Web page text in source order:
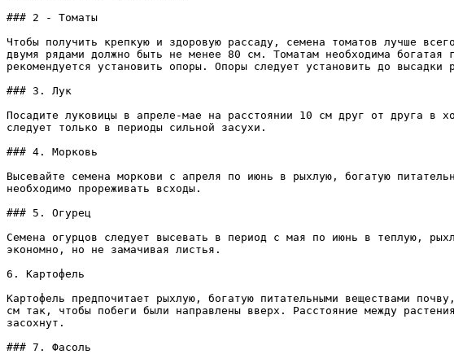
### 2 - Томаты
Чтобы получить крепкую и здоровую рассаду, семена томатов лучше
двумя рядами должно быть не менее 80 см. Томатам необходима
рекомендуется установить опоры. Опоры следует установить до высадки
### 3. Лук
Посадите луковицы в апреле-мае на расстоянии 10 см друг от друга в
следует только в периоды сильной засухи.
### 4. Морковь
Высевайте семена моркови с апреля по июнь в рыхлую, богатую
необходимо прореживать всходы.
### 5. Огурец
Семена огурцов следует высевать в период с мая по июнь в теплую,
экономно, но не замачивая листья.
6. Картофель
Картофель предпочитает рыхлую, богатую питательными веществами
см так, чтобы побеги были направлены вверх. Расстояние между
засохнут.
### 7. Фасоль